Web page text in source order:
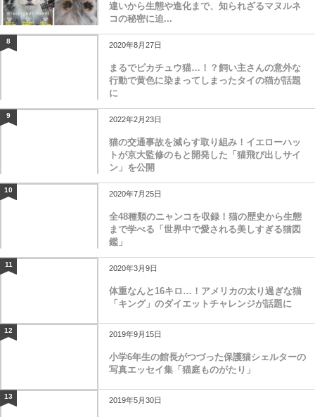
違いから生態や進化まで、知られざるマヌルネ
コの秘密に迫...
8 2020年8月27日
まるでピカチュウ猫…！？飼い主さんの意外な
行動で黄色に染まってしまったタイの猫が話題
に
9 2022年2月23日
猫の交通事故を減らす取り組み！イエローハッ
トが京大監修のもと開発した「猫飛び出しサイ
ン」を公開
10 2020年7月25日
全48種類のニャンコを収録！猫の歴史から生態
まで学べる「世界中で愛される美しすぎる猫図
鑑」
11 2020年3月9日
体重なんと16キロ…！アメリカの太り過ぎな猫
「キング」のダイエットチャレンジが話題に
12 2019年9月15日
小学6年生の館長がつづった保護猫シェルターの
写真エッセイ集「猫庭ものがたり」
13 2019年5月30日